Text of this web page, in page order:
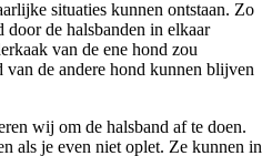
situaties kunnen ontstaan. Zo
de halsbanden in elkaar
van de ene hond zou
de andere hond kunnen blijven
wij om de halsband af te doen.
als je even niet oplet. Ze kunnen in